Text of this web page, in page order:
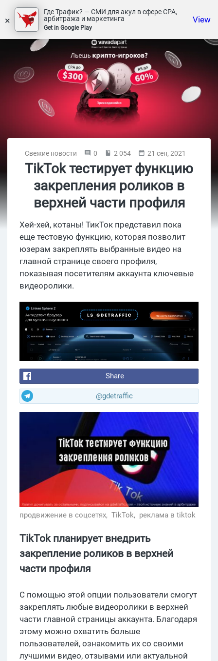
×
Где Трафик? — СМИ для акул в сфере СРА,
арбитража и маркетинга
Get in Google Play
View
Свежие новости 0 2 054 21 сен, 2021
TikTok тестирует функцию
закрепления роликов в
верхней части профиля
Хей-хей, котаны! ТикТок представил пока
еще тестовую функцию, которая позволит
юзерам закреплять выбранные видео на
главной странице своего профиля,
показывая посетителям аккаунта ключевые
видеоролики.
Share
@gdetraffic
продвижение в соцсетях, TikTok, реклама в tiktok
TikTok планирует внедрить
закрепление роликов в верхней
части профиля
С помощью этой опции пользователи смогут
закреплять любые видеоролики в верхней
части главной страницы аккаунта. Благодаря
этому можно охватить больше
пользователей, ознакомить их со своими
лучшими видео, отзывами или актуальной